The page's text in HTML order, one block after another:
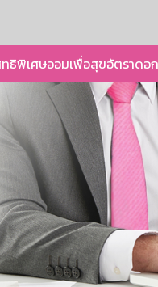
ธิพิเศษออมเพื่อสุขอัตราดอ